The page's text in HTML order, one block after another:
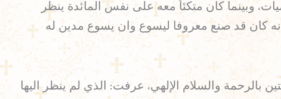
وبينما كان متكئاً معه على نفس المائدة ينظر
انه كان قد صنع معروفا ليسوع وان يسوع مدين له
بالرحمة والسلام الإلهي، عرفت: الذي لم ينظر اليها